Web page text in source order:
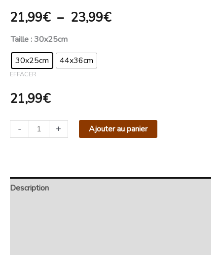
21,99€ – 23,99€
Taille : 30x25cm
30x25cm
44x36cm
EFFACER
21,99€
- + Ajouter au panier
Description